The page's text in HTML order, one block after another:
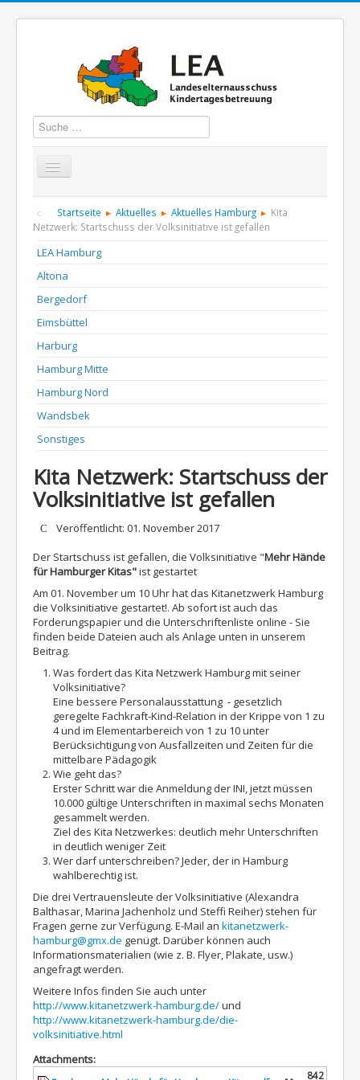
Suchen
Startseite Über uns Aktuelles Termine
Informationen
Kontakt
Startseite Aktuelles Aktuelles Hamburg
Kita
Netzwerk: Startschuss der Volksinitiative ist gefallen
LEA Hamburg
Altona
Bergedorf
Eimsbüttel
Harburg
Hamburg Mitte
Hamburg Nord
Wandsbek
Sonstiges
Kita Netzwerk: Startschuss der
Volksinitiative ist gefallen
DetailsVeröffentlicht: 01. November 2017
Der Startschuss ist gefallen, die Volksinitiative "Mehr Hände
für Hamburger Kitas"ist gestartet
Am 01. November um 10 Uhr hat das Kitanetzwerk Hamburg
die Volksinitiative gestartet!. Ab sofort ist auch das
Forderungspapier und die Unterschriftenliste online - Sie
finden beide Dateien auch als Anlage unten in unserem
Beitrag.
Was fordert das Kita Netzwerk Hamburg mit seiner
Volksinitiative?
Eine bessere Personalausstattung - gesetzlich
geregelte Fachkraft-Kind-Relation in der Krippe von 1 zu
4 und im Elementarbereich von 1 zu 10 unter
Berücksichtigung von Ausfallzeiten und Zeiten für die
mittelbare Pädagogik
Wie geht das?
Erster Schritt war die Anmeldung der INI, jetzt müssen
10.000 gültige Unterschriften in maximal sechs Monaten
gesammelt werden.
Ziel des Kita Netzwerkes: deutlich mehr Unterschriften
in deutlich weniger Zeit
Wer darf unterschreiben? Jeder, der in Hamburg
wahlberechtig ist.
Die drei Vertrauensleute der Volksinitiative (Alexandra
Balthasar, Marina Jachenholz und Steffi Reiher) stehen für
Fragen gerne zur Verfügung. E-Mail an kitanetzwerk-
hamburg@gmx.de genügt. Darüber können auch
Informationsmaterialien (wie z. B. Flyer, Plakate, usw.)
angefragt werden.
Weitere Infos finden Sie auch unter
http://www.kitanetzwerk-hamburg.de/und
http://www.kitanetzwerk-hamburg.de/die-
volksinitiative.html
Attachments:
842